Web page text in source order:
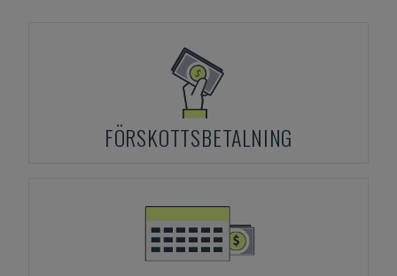
FÖRSKOTTSBETALNING